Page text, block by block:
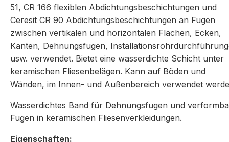
51, CR 166 flexiblen Abdichtungsbeschichtungen und
Ceresit CR 90 Abdichtungsbeschichtungen an Fugen
zwischen vertikalen und horizontalen Flächen, Ecken,
Kanten, Dehnungsfugen,
usw. verwendet. Bietet eine wasserdichte Schicht unter
keramischen Fliesenbelägen. Kann auf Böden und
Wänden, im Innen- und Außenbereich verwendet
Wasserdichtes Band für Dehnungsfugen und
Fugen in keramischen Fliesenverkleidungen.
Eigenschaften: